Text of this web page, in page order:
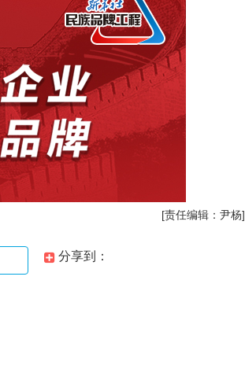
[责任编辑：尹杨]
分享到：